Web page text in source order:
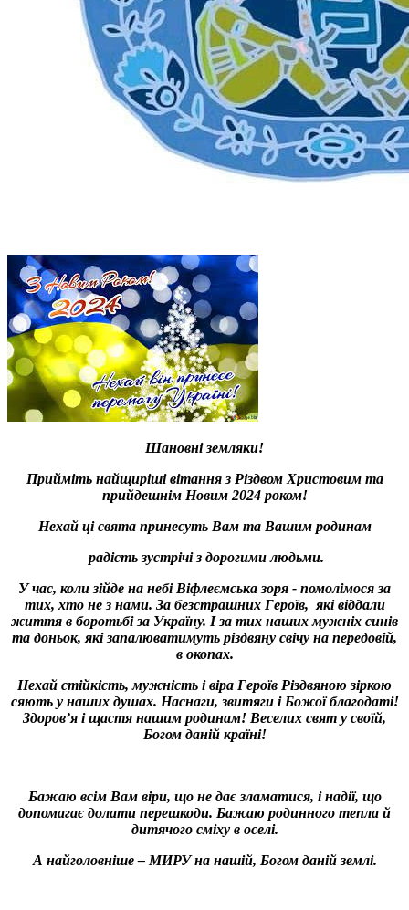
Шановні земляки!
Прийміть найщиріші вітання з Різдвом Христовим та
прийдешнім Новим 2024 роком!
Нехай ці свята принесуть Вам та Вашим родинам
радість зустрічі з дорогими людьми.
У час, коли зійде на небі Віфлеємська зоря - помолімося за
тих, хто не з нами. За безстрашних Героїв, які віддали
життя в боротьбі за Україну. І за тих наших мужніх синів
та доньок, які запалюватимуть різдвяну свічу на передовій,
в окопах.
Нехай стійкість, мужність і віра Героїв Різдвяною зіркою
сяють у наших душах. Наснаги, звитяги і Божої благодаті!
Здоров’я і щастя нашим родинам! Веселих свят у своїй,
Богом даній країні!
Бажаю всім Вам віри, що не дає зламатися, і надії, що
допомагає долати перешкоди. Бажаю родинного тепла й
дитячого сміху в оселі.
А найголовніше – МИРУ на нашій, Богом даній землі.